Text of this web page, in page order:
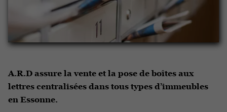
A.R.D assure la vente et la pose de boîtes aux
lettres centralisées dans tous types d’immeubles
en Essonne.